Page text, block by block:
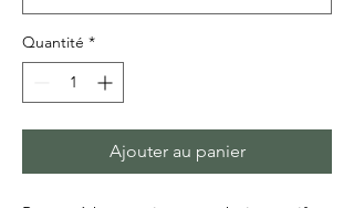
Quantité *
Ajouter au panier